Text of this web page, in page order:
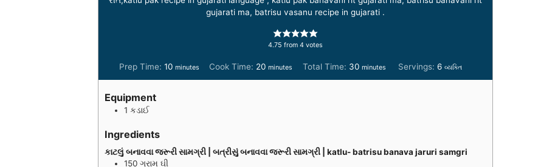
gujarati ma, batrisu vasanu recipe in gujarati .
4.75 from 4 votes
Prep Time:10m
i
minutes Cook Time: 20m
i
minutes Total Time: 30m
i
minutes Servings: 6 વ્યક્તિ
Equipment
1 કડાઈ
Ingredients
કાટલું બનાવવા જરૂરી સામગ્રી | બત્રીસું બનાવવા જરૂરી સામગ્રી | katlu- batrisu banava jaruri samgri
150 ગ્રામ ઘી